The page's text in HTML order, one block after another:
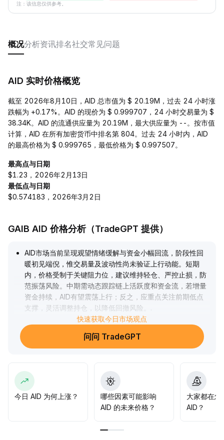
注：该信息仅供参考。
概况分析资讯排名社交常见问题
AID 实时价格概览
截至 2026年8月10日，AID 总市值为 $ 20.19M，过去 24 小时涨
跌幅为 +0.17%。AID 的现价为 $ 0.999707，24 小时交易量为 $
38.34K。AID 的流通供应量为 20.19M，最大供应量为 --。按市值
计算，AID 在所有加密货币中排名第 804。过去 24 小时内，AID
的最高价格为 $ 0.999765，最低价格为 $ 0.997507。
最高点与日期
$1.23，2026年2月13日
最低点与日期
$0.574183，2026年3月2日
GAIB AID 价格分析（TradeGPT 提供）
AID市场当前呈现观望情绪缓解与资金小幅回流，阶段性回
暖初见端倪，惟交易量及波动性尚未验证上行动能。短期
内，价格受制于关键阻力位，建议维持轻仓、严控止损，防
范振荡风险。中期需动态跟踪链上活跃度和资金流，若增量
资金持续，AID有望震荡上行；反之，应重点关注前期低点
支撑，灵活调整持仓，以降低回撤风险。
快速获取今日市场观点
问问 TradeGPT
今日 AID 为何上涨？
哪些因素可能影响
AID 的未来价格？
大家都在怎
AID？